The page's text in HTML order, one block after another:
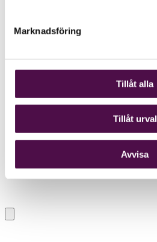
Marknadsföring
Tillåt alla
Tillåt urval
Avvisa